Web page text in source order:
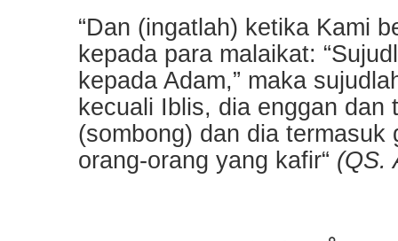
“Dan (ingatlah) ketika Kami
kepada para malaikat:
kepada Adam,” maka
kecuali Iblis, dia enggan dan
(sombong) dan dia termasuk
orang-orang yang kafir“ (QS.